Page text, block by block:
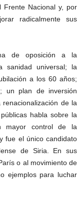
Frente Nacional y, por
radicalmente sus
de oposición a la
sanidad universal; la
a los 60 años;
un plan de inversión
de la
habla sobre la
mayor control de la
fue el único candidato
de Siria. En sus
o al movimiento de
ejemplos para luchar